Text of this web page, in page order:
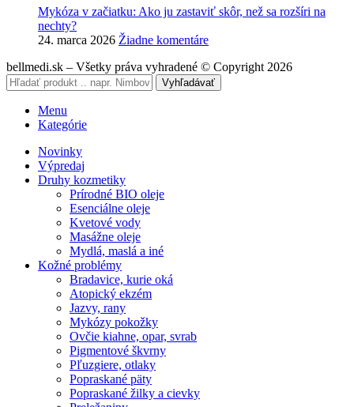
Mykóza v začiatku: Ako ju zastaviť skôr, než sa rozšíri na
nechty?
24. marca 2026 Žiadne komentáre
bellmedi.sk – Všetky práva vyhradené © Copyright 2026
Vyhľadávať
Menu
Kategórie
Novinky
Výpredaj
Druhy kozmetiky
Prírodné BIO oleje
Esenciálne oleje
Kvetové vody
Masážne oleje
Mydlá, maslá a iné
Kožné problémy
Bradavice, kurie oká
Atopický ekzém
Jazvy, rany
Mykózy pokožky
Ovčie kiahne, opar, svrab
Pigmentové škvrny
Pľuzgiere, otlaky
Popraskané päty
Popraskané žilky a cievky